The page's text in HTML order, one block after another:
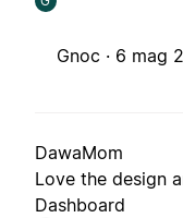
Gnoc · 6 mag
DawaMom
Love the design
Dashboard